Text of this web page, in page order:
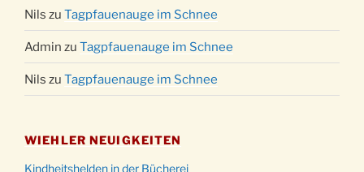
Nils zu Tagpfauenauge im Schnee
Admin zu Tagpfauenauge im Schnee
Nils zu Tagpfauenauge im Schnee
WIEHLER NEUIGKEITEN
Kindheitshelden in der Bücherei